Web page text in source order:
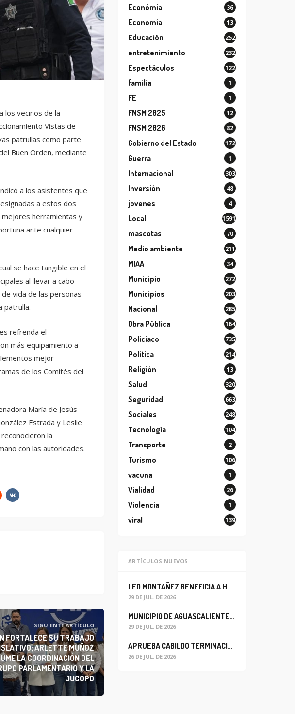
los vecinos de la
Vistas de
patrullas como parte
Buen Orden, mediante
a los asistentes que
a estos dos
herramientas y
ante cualquier
se hace tangible en el
al llevar a cabo
vida de las personas
patrulla.
refrenda el
más equipamiento a
mejor
de los Comités del
María de Jesús
Estrada y Leslie
la
con las autoridades.
SIGUIENTE ARTÍCULO
FORTALECE SU TRABAJO
ARLETTE MUÑOZ
LA COORDINACIÓN DEL
PARLAMENTARIO Y LA
JUCOPO
Económia 36
Economía 13
Educación 252
entretenimiento 232
Espectáculos 122
familia 1
FE 1
FNSM 2025 12
FNSM 2026 82
Gobierno del Estado 172
Guerra 1
Internacional 303
Inversión 48
jovenes 4
Local 1591
mascotas 70
Medio ambiente 211
MIAA 34
Municipio 272
Municipios 203
Nacional 285
Obra Pública 164
Policiaco 735
Política 214
Religión 13
Salud 320
Seguridad 663
Sociales 248
Tecnología 104
Transporte 2
Turismo 106
vacuna 1
Vialidad 26
Violencia 1
viral 139
ARTÍCULOS NUEVOS
LEO MONTAÑEZ BENEFICIA A HABITANTES DEL BARRIO DE LA SALUD CON MEJORA DEL ALCANTARILLADO SANITARIO
29 DE JUL. DE 2026
MUNICIPIO DE AGUASCALIENTES REABRE CIRCULACIÓN VEHICULAR EN LA CALLE JOSEFA ORTIZ DE DOMÍNGUEZ
29 DE JUL. DE 2026
APRUEBA CABILDO TERMINACIÓN ANTICIPADA DEL CONTRATO PARA EL PROYECTO DE MODERNIZACIÓN DEL SISTEMA DE ALUMBRADO
26 DE JUL. DE 2026